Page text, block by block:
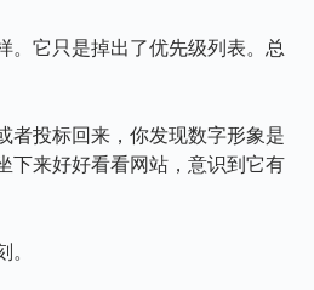
。它只是掉出了优先级列表。总
者投标回来，你发现数字形象是
下来好好看看网站，意识到它有